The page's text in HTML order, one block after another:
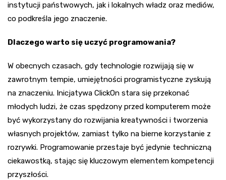
instytucji państwowych, jak i lokalnych władz oraz mediów,
co podkreśla jego znaczenie.
Dlaczego warto się uczyć programowania?
W obecnych czasach, gdy technologie rozwijają się w
zawrotnym tempie, umiejętności programistyczne zyskują
na znaczeniu. Inicjatywa ClickOn stara się przekonać
młodych ludzi, że czas spędzony przed komputerem może
być wykorzystany do rozwijania kreatywności i tworzenia
własnych projektów, zamiast tylko na bierne korzystanie z
rozrywki. Programowanie przestaje być jedynie techniczną
ciekawostką, stając się kluczowym elementem kompetencji
przyszłości.